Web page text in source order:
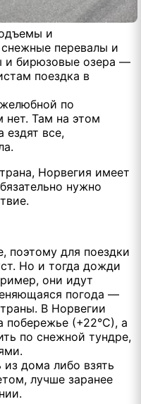
и
перевалы и
и бирюзовые озера —
поездка в
по
нет. Там на этом
ездят все,
Норвегия имеет
нужно
поэтому для поездки
Но и тогда дожди
они идут
погода —
В Норвегии
побережье (+22°С), а
по снежной тундре,
дома либо взять
лучше заранее